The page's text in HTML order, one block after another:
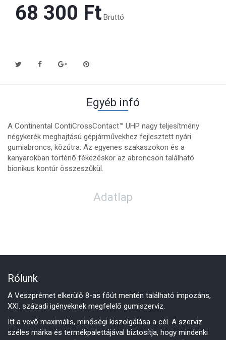
68 300 Ft‎ Bruttó
Egyéb infó
A Continental ContiCrossContact™ UHP nagy teljesítmény
négykerék meghajtású gépjárművekhez fejlesztett nyári
gumiabroncs, közútra. Az egyenes szakaszokon és a
kanyarokban történő fékezéskor az abroncson található
bionikus kontúr összeszűkül.
Adatlap
Rólunk
A Veszprémet elkerülő 8-as főút mentén található impozáns,
XXI. századi igényeknek megfelelő gumiszerviz.
Itt a vevő maximális, minőségi kiszolgálása a cél. A szerviz
széles márka és termékpalettájával biztosítja, hogy mindenki